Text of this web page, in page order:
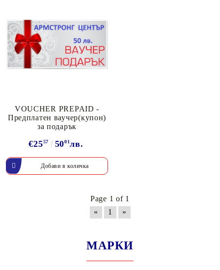
VOUCHER PREPAID -
Предплатен ваучер(купон)
за подарък
€2557 5001лв.
Page 1 of 1
«
1 »
МАРКИ